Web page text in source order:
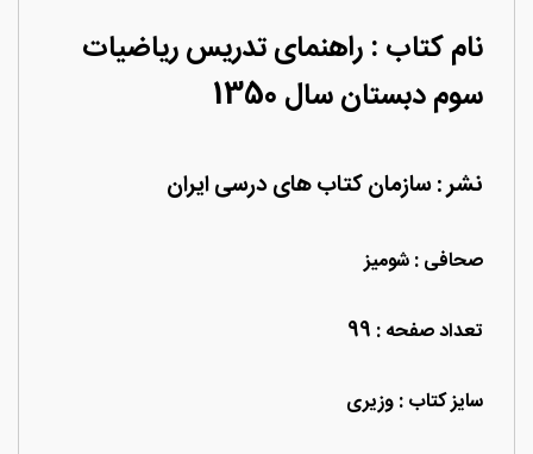
نام کتاب : راهنمای تدریس ریاضیات
سوم دبستان سال 1350
نشر : سازمان کتاب های درسی ایران
صحافی : شومیز
تعداد صفحه : 99
سایز کتاب : وزیری